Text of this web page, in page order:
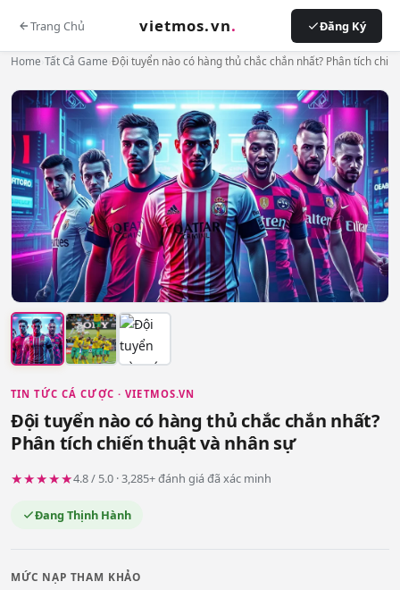
Trang Chủ vietmos.vn. Đăng Ký
Home Tất Cả Game Đội tuyển nào có hàng thủ chắc chắn nhất? Phân tích chi
TIN TỨC CÁ CƯỢC · VIETMOS.VN
Đội tuyển nào có hàng thủ chắc chắn nhất?
Phân tích chiến thuật và nhân sự
★★★★★4.8 / 5.0 · 3,285+ đánh giá đã xác minh
Đang Thịnh Hành
MỨC NẠP THAM KHẢO